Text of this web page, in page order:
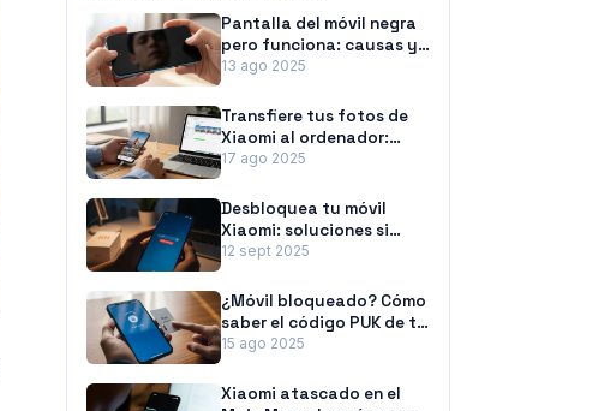
Pantalla del móvil negra
pero funciona: causas y
soluciones
13 ago 2025
Transfiere tus fotos de
Xiaomi al ordenador:
métodos fáciles y
17 ago 2025
Desbloquea tu móvil
Xiaomi: soluciones si
olvidaste la contraseña
12 sept 2025
¿Móvil bloqueado? Cómo
saber el código PUK de tu
tarjeta SIM
15 ago 2025
Xiaomi atascado en el